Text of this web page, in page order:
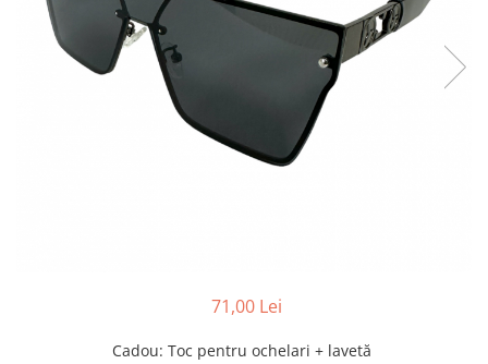
Pilote cu blăniță
71,00 Lei
Cadou: Toc pentru ochelari + lavetă